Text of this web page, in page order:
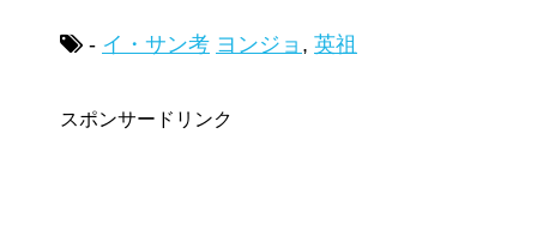
- イ・サン考 ヨンジョ , 英祖
スポンサードリンク